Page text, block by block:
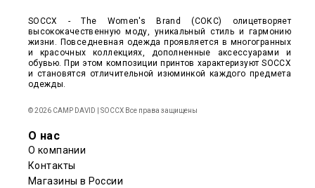
SOCCX - The Women's Brand (СОКС) олицетворяет
высококачественную моду, уникальный стиль и гармонию
жизни. Повседневная одежда проявляется в многогранных
и красочных коллекциях, дополненные аксессуарами и
обувью. При этом композиции принтов характеризуют SOCCX
и становятся отличительной изюминкой каждого предмета
одежды.
© 2026 CAMP DAVID | SOCCX Все права защищены
О нас
О компании
Контакты
Магазины в России